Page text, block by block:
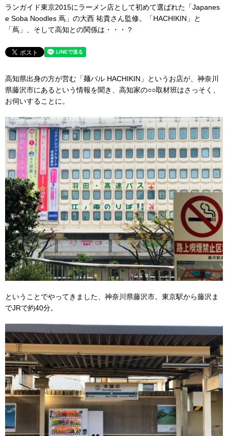
ランガイド東京2015にラーメン店として初めて選ばれた「Japanes
e Soba Noodles 蔦」の大西 祐貴さん監修。「HACHIKIN」と
「蔦」、そして高知との関係は・・・？
高知県出身の方が営む「麺バル HACHIKIN」というお店が、神奈川
県藤沢市にあるという情報を聞き、高知家の○○取材班はさっそく、
お伺いすることに。
ということでやってきました、神奈川県藤沢市。東京駅から藤沢ま
でJRで約40分。